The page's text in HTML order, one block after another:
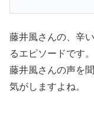
藤井風さんの、辛
るエピソードです。
藤井風さんの声を
気がしますよね。